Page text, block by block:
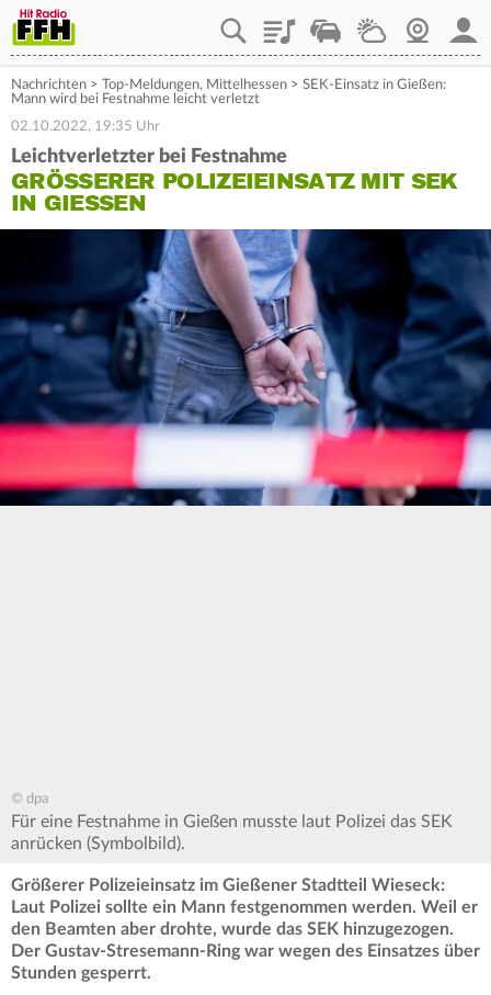
PlaylistStaupilotWetterWebcam
Nachrichten > Top-Meldungen, Mittelhessen > SEK-Einsatz in Gießen:
Mann wird bei Festnahme leicht verletzt
02.10.2022, 19:35 Uhr
Leichtverletzter bei Festnahme
GRÖSSERER POLIZEIEINSATZ MIT SEK I
N GIESSEN
© dpa
Für eine Festnahme in Gießen musste laut Polizei das SEK
anrücken (Symbolbild).
Größerer Polizeieinsatz im Gießener Stadtteil Wieseck:
Laut Polizei sollte ein Mann festgenommen werden. Weil er
den Beamten aber drohte, wurde das SEK hinzugezogen.
Der Gustav-Stresemann-Ring war wegen des Einsatzes über
Stunden gesperrt.